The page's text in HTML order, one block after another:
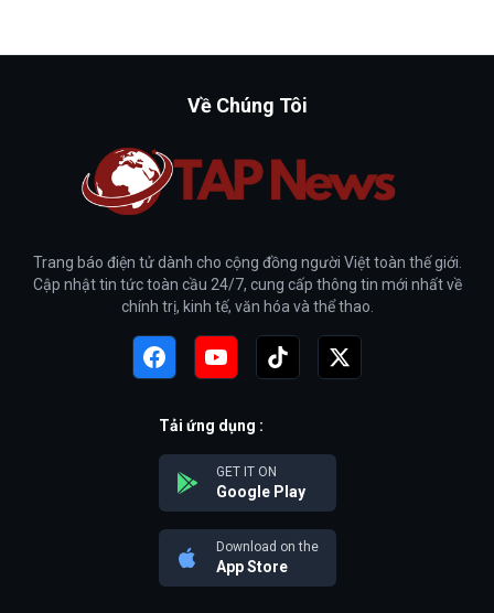
Về Chúng Tôi
Trang báo điện tử dành cho cộng đồng người Việt toàn thế giới.
Cập nhật tin tức toàn cầu 24/7, cung cấp thông tin mới nhất về
chính trị, kinh tế, văn hóa và thể thao.
Tải ứng dụng :
GET IT ON
Google Play
Download on the
App Store